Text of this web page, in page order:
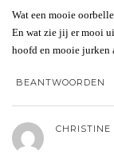
Wat een mooie
En wat zie jij er mooi
hoofd en mooie
BEANTWOORDEN
CHRISTINE